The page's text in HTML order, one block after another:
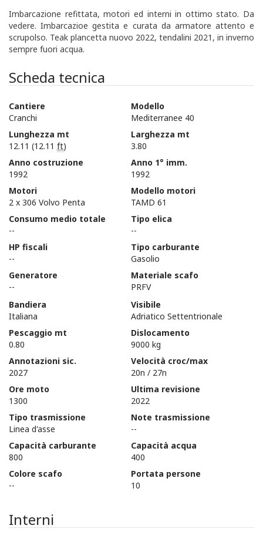
Imbarcazione refittata, motori ed interni in ottimo stato. Da
vedere. Imbarcazioe gestita e curata da armatore attento e
scrupolso. Teak plancetta nuovo 2022, tendalini 2021, in inverno
sempre fuori acqua.
Scheda tecnica
Cantiere
Cranchi
Lunghezza mt
12.11 (12.11 ft)
Anno costruzione
1992
Motori
2 x 306 Volvo Penta
Consumo medio totale
--
HP fiscali
--
Generatore
--
Modello
Mediterranee 40
Larghezza mt
3.80
Anno 1° imm.
1992
Modello motori
TAMD 61
Tipo elica
--
Tipo carburante
Gasolio
Materiale scafo
PRFV
Bandiera
Italiana
Pescaggio mt
0.80
Annotazioni sic.
2027
Ore moto
1300
Tipo trasmissione
Linea d'asse
Capacità carburante
800
Colore scafo
--
Visibile
Adriatico Settentrionale
Dislocamento
9000 kg
Velocità croc/max
20n / 27n
Ultima revisione
2022
Note trasmissione
--
Capacità acqua
400
Portata persone
10
Interni